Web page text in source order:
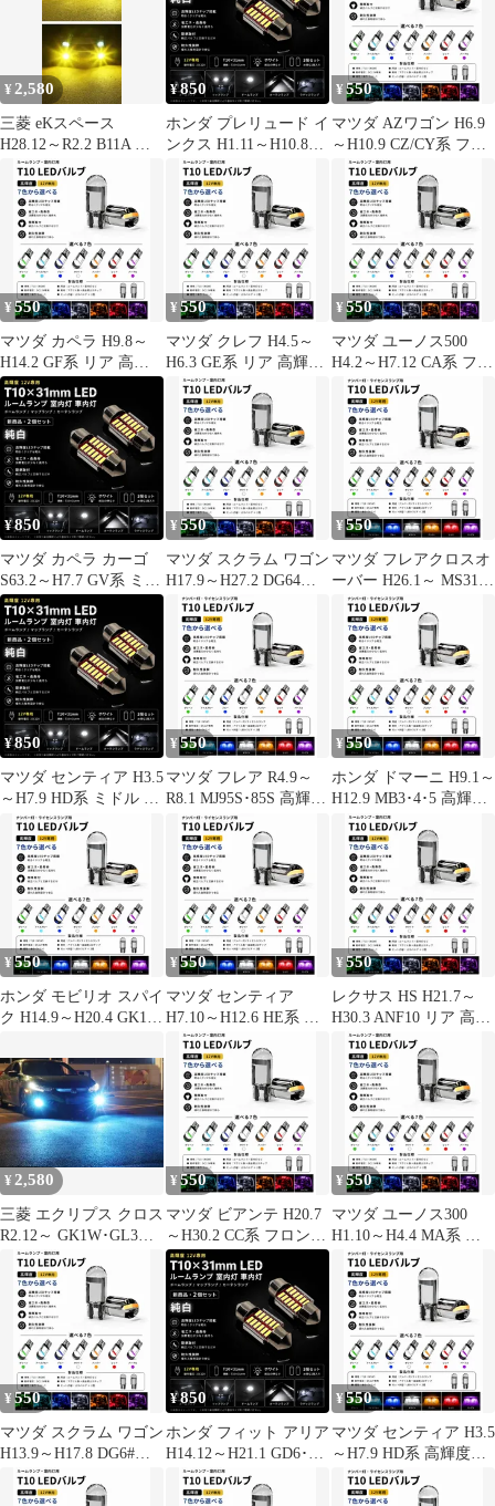
ランプ 室内灯 用 2個
SET 新品
LEDチップ搭載 ポン付
け 新品 送料込み Bタイ
プ
室内灯 用 2個SET 新品
¥ 2,580
三菱 eKスペース
H28.12～R2.2 B11A 爆
光 単色 H8/H11/H16
LED フォグランプ バル
ブ 球 2個SET 特注ハイ
パワーLEDチップ搭載
ポン付け 新品 送料込み
Bタイプ
¥850
ホンダ プレリュード イ
ンクス H1.11～H10.8
BA4･5 ミドル デコトラ
屋 正規品 12V 高品質
純白 T10×31mm T10-
31mm LED ルームラン
プ 室内灯 車内灯 ドー
ムランプ マップランプ
カーテシランプ 2個
SET 新品
¥550
マツダ AZワゴン H6.9
～H10.9 CZ/CY系 フロ
ント 高輝度 T10 LED
バルブ 12V COBチップ
搭載 7色選択可 ルーム
ランプ 室内灯 用 2個
SET 新品
¥550
マツダ カペラ H9.8～
H14.2 GF系 リア 高輝
度 T10 LED バルブ 12V
COBチップ搭載 7色選
択可 ルームランプ 室内
灯 用 2個SET 新品
¥550
マツダ クレフ H4.5～
H6.3 GE系 リア 高輝度
T10 LED バルブ 12V
COBチップ搭載 7色選
択可 ルームランプ 室内
灯 用 2個SET 新品
¥550
マツダ ユーノス500
H4.2～H7.12 CA系 フロ
ント 高輝度 T10 LED
バルブ 12V COBチップ
搭載 7色選択可 ルーム
ランプ 室内灯 用 2個
SET 新品
¥850
マツダ カペラ カーゴ
S63.2～H7.7 GV系 ミド
ル デコトラ屋 正規品
12V 高品質 純白
T10×31mm T10-31mm
LED ルームランプ 室内
灯 車内灯 ドームランプ
マップランプ カーテシ
ランプ 2個SET 新品
¥550
マツダ スクラム ワゴン
H17.9～H27.2 DG64W
リア 高輝度 T10 LED
バルブ 12V COBチップ
搭載 7色選択可 ルーム
ランプ 室内灯 用 2個
SET 新品
¥550
マツダ フレアクロスオ
ーバー H26.1～ MS31S
高輝度 T10 LED バルブ
12V COBチップ搭載 7
色選択可 ナンバー灯 ラ
イセンスランプ 用 2個
SET 新品
¥850
マツダ センティア H3.5
～H7.9 HD系 ミドル デ
コトラ屋 正規品 12V 高
品質 純白 T10×31mm
T10-31mm LED ルーム
ランプ 室内灯 車内灯
ドームランプ マップラ
ンプ カーテシランプ 2
個SET 新品
¥550
マツダ フレア R4.9～
R8.1 MJ95S･85S 高輝度
T10 LED バルブ 12V
COBチップ搭載 7色選
択可 ナンバー灯 ライセ
ンスランプ 用 2個SET
新品
¥550
ホンダ ドマーニ H9.1～
H12.9 MB3･4･5 高輝度
T10 LED バルブ 12V
COBチップ搭載 7色選
択可 ナンバー灯 ライセ
ンスランプ 用 2個SET
新品
¥550
ホンダ モビリオ スパイ
ク H14.9～H20.4 GK1･2
12V COBチップ搭載 7
色選択可 ナンバー灯 ラ
イセンスランプ 用 2個
SET 新品
¥550
マツダ センティア
H7.10～H12.6 HE系 高
輝度 T10 LED バルブ
12V COBチップ搭載 7
色選択可 ナンバー灯 ラ
イセンスランプ 用 2個
SET 新品
¥550
レクサス HS H21.7～
H30.3 ANF10 リア 高輝
度 T10 LED バルブ 12V
COBチップ搭載 7色選
択可 ルームランプ 室内
灯 用 2個SET 新品
¥ 2,580
三菱 エクリプス クロス
R2.12～ GK1W･GL3W
爆光 単色 H8/H11/H16
LED フォグランプ バル
ブ 球 2個SET 特注ハイ
パワーLEDチップ搭載
ポン付け 新品 送料込み
Bタイプ
¥550
マツダ ビアンテ H20.7
～H30.2 CC系 フロント
高輝度 T10 LED バルブ
12V COBチップ搭載 7
色選択可 ルームランプ
室内灯 用 2個SET 新品
¥550
マツダ ユーノス300
H1.10～H4.4 MA系 フ
ロント 高輝度 T10 LED
バルブ 12V COBチップ
搭載 7色選択可 ルーム
ランプ 室内灯 用 2個
SET 新品
¥550
マツダ スクラム ワゴン
H13.9～H17.8 DG6#系
リア 高輝度 T10 LED
バルブ 12V COBチップ
¥850
ホンダ フィット アリア
H14.12～H21.1 GD6･7･
8･9 ミドル デコトラ屋
正規品 12V 高品質 純白
¥550
マツダ センティア H3.5
～H7.9 HD系 高輝度
T10 LED バルブ 12V
COBチップ搭載 7色選